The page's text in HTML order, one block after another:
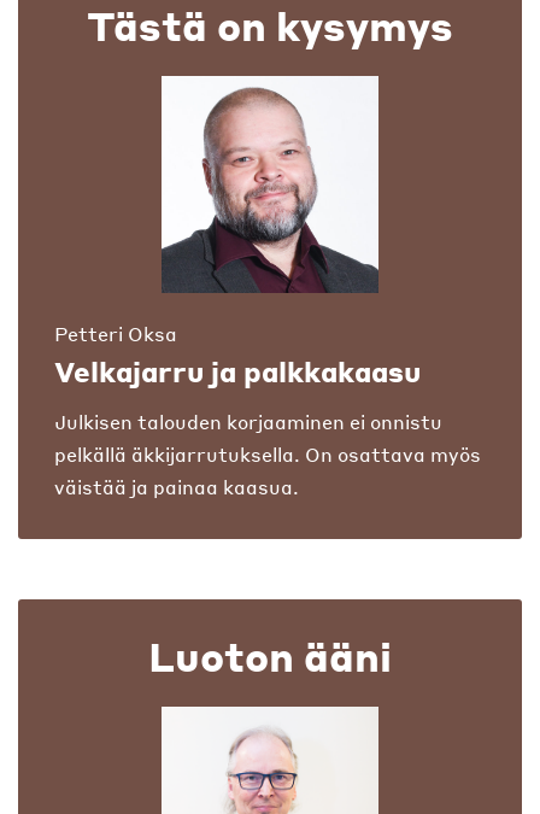
Tästä on kysymys
Petteri Oksa
Velkajarru ja palkkakaasu
Julkisen talouden korjaaminen ei onnistu
pelkällä äkkijarrutuksella. On osattava myös
väistää ja painaa kaasua.
Luoton ääni